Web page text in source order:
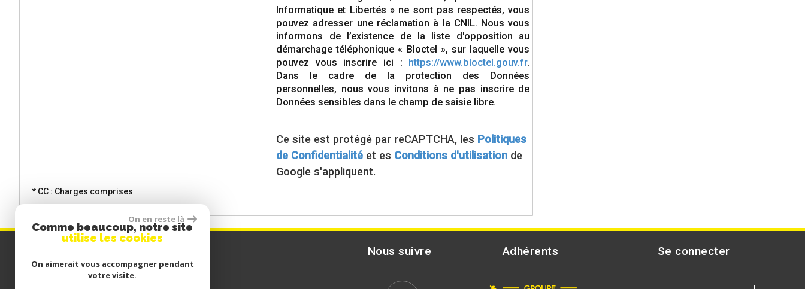
Informatique et Libertés » ne sont pas respectés, vous
pouvez adresser une réclamation à la CNIL. Nous vous
informons de l’existence de la liste d'opposition au
démarchage téléphonique « Bloctel », sur laquelle vous
pouvez vous inscrire ici : https://www.bloctel.gouv.fr.
Dans le cadre de la protection des Données
personnelles, nous vous invitons à ne pas inscrire de
Données sensibles dans le champ de saisie libre.
Ce site est protégé par reCAPTCHA, les Politiques
de Confidentialité et es Conditions d'utilisation de
Google s'appliquent.
* CC : Charges comprises
03 28 66 67 12
Nous suivre Adhérents Se connecter
On en reste là
Comme beaucoup, notre site
utilise les cookies
On aimerait vous accompagner pendant
votre visite.